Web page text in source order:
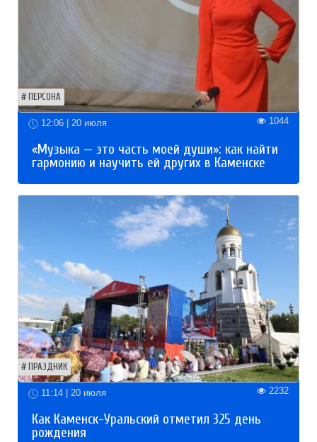
ПЕРСОНА
12:06 | 20 июля 1044
«Музыка — это часть моей души»: как найти
гармонию и научить ей других в Каменске
ПРАЗДНИК
11:14 | 20 июля 2232
Как Каменск-Уральский отметил 325 день
рождения